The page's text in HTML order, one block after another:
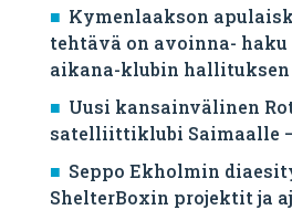
Kymenlaakson
tehtävä on avoinna-
aikana-klubin
Uusi kansainvälinen
satelliittiklubi Saimaalle
Seppo Ekholmin
ShelterBoxin projektit ja